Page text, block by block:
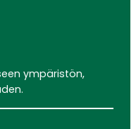
ympäristön,